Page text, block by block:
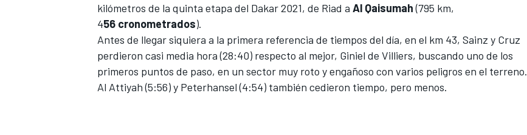
kilómetros de la quinta etapa del Dakar 2021, de Riad a Al Qaisumah(795 km,
456 cronometrados).
Antes de llegar siquiera a la primera referencia de tiempos del día, en el km 43, Sainz y Cruz
perdieron casi media hora (28:40) respecto al mejor, Giniel de Villiers, buscando uno de los
primeros puntos de paso, en un sector muy roto y engañoso con varios peligros en el terreno.
Al Attiyah(5:56) y Peterhansel(4:54) también cedieron tiempo, pero menos.